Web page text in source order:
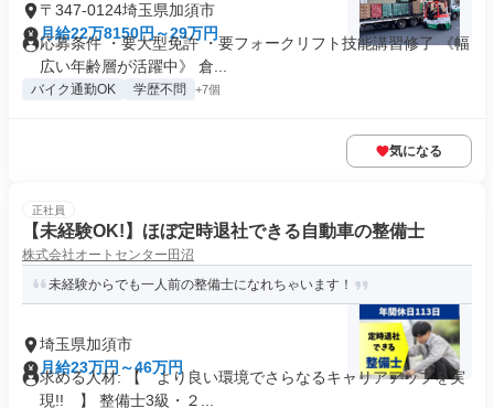
〒347-0124埼玉県加須市
月給22万8150円～29万円
応募条件 ・要大型免許 ・要フォークリフト技能講習修了 《幅
広い年齢層が活躍中》 倉...
バイク通勤OK 学歴不問 +7個
気になる
正社員
【未経験OK!】ほぼ定時退社できる自動車の整備士
株式会社オートセンター田沼
未経験からでも一人前の整備士になれちゃいます！
埼玉県加須市
月給23万円～46万円
求める人材: 【 より良い環境でさらなるキャリアアップを実
現!! 】 整備士3級・２...